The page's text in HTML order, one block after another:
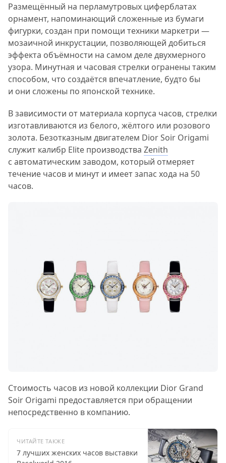
Размещённый на перламутровых циферблатах
орнамент, напоминающий сложенные из бумаги
фигурки, создан при помощи техники маркетри —
мозаичной инкрустации, позволяющей добиться
эффекта объёмности на самом деле двухмерного
узора. Минутная и часовая стрелки огранены таким
способом, что создаётся впечатление, будто бы
и они сложены по японской технике.
В зависимости от материала корпуса часов, стрелки
изготавливаются из белого, жёлтого или розового
золота. Безотказным двигателем Dior Soir Origami
служит калибр Elite производства Zenith
с автоматическим заводом, который отмеряет
течение часов и минут и имеет запас хода на 50
часов.
Стоимость часов из новой коллекции Dior Grand
Soir Origami предоставляется при обращении
непосредственно в компанию.
ЧИТАЙТЕ ТАКЖЕ
7 лучших женских часов выставки